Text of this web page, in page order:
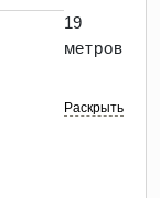
19
метров
Раскрыть